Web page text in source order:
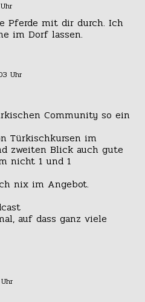
Pferde mit dir durch. Ich
im Dorf lassen.
Uhr
Community so ein
Türkischkursen im
zweiten Blick auch gute
nicht 1 und 1
nix im Angebot.
auf dass ganz viele